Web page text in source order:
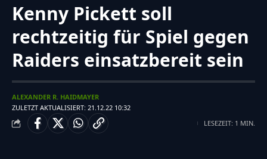
Kenny Pickett soll
rechtzeitig für Spiel gegen
Raiders einsatzbereit sein
ZULETZT AKTUALISIERT: 21.12.22 10:32
ALEXANDER R. HAIDMAYER
LESEZEIT: 1 MIN.